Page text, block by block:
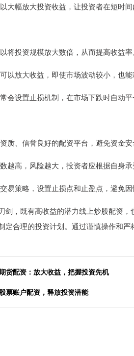
大幅放大投资收益，让投资者在短时间
将投资规模放大数倍，从而提高收益率
以放大收益，即使市场波动较小，也能
会设置止损机制，在市场下跌时自动平
质、信誉良好的配资平台，避免资金安
越高，风险越大，投资者应根据自身承
易策略，设置止损点和止盈点，避免因
剑，既有高收益的潜力线上炒股配资
定合理的投资计划。通过谨慎操作和
货配资：放大收益，把握投资先机
票账户配资，释放投资潜能